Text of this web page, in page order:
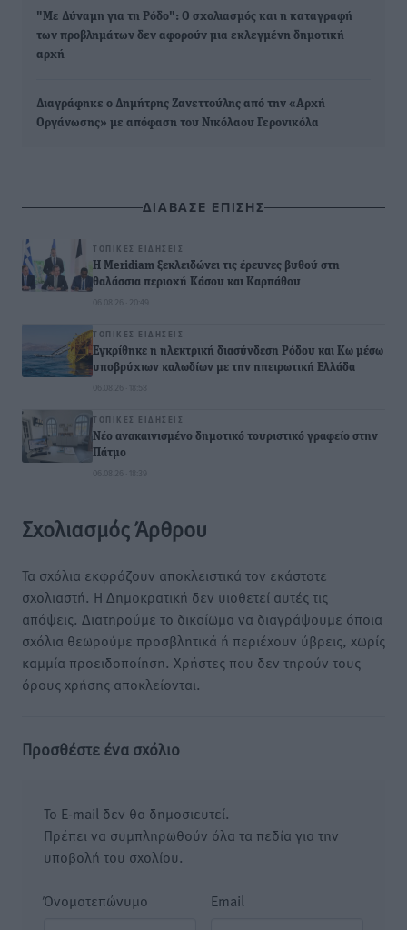
"Με Δύναμη για τη Ρόδο": Ο σχολιασμός και η καταγραφή
των προβλημάτων δεν αφορούν μια εκλεγμένη δημοτική
αρχή
Διαγράφηκε ο Δημήτρης Ζανεττούλης από την «Αρχή
Οργάνωσης» με απόφαση του Νικόλαου Γερονικόλα
ΔΙΑΒΑΣΕ ΕΠΙΣΗΣ
ΤΟΠΙΚΈΣ ΕΙΔΉΣΕΙΣ
Η Meridiam ξεκλειδώνει τις έρευνες βυθού στη
θαλάσσια περιοχή Κάσου και Καρπάθου
06.08.26 · 20:49
ΤΟΠΙΚΈΣ ΕΙΔΉΣΕΙΣ
Εγκρίθηκε η ηλεκτρική διασύνδεση Ρόδου και Κω μέσω
υποβρύχιων καλωδίων με την ηπειρωτική Ελλάδα
06.08.26 · 18:58
ΤΟΠΙΚΈΣ ΕΙΔΉΣΕΙΣ
Νέο ανακαινισμένο δημοτικό τουριστικό γραφείο στην
Πάτμο
06.08.26 · 18:39
Σχολιασμός Άρθρου
Τα σχόλια εκφράζουν αποκλειστικά τον εκάστοτε
σχολιαστή. Η Δημοκρατική δεν υιοθετεί αυτές τις
απόψεις. Διατηρούμε το δικαίωμα να διαγράψουμε όποια
σχόλια θεωρούμε προσβλητικά ή περιέχουν ύβρεις, χωρίς
καμμία προειδοποίηση. Χρήστες που δεν τηρούν τους
όρους χρήσης αποκλείονται.
Προσθέστε ένα σχόλιο
Το E-mail δεν θα δημοσιευτεί.
Πρέπει να συμπληρωθούν όλα τα πεδία για την
υποβολή του σχολίου.
Όνοματεπώνυμο Email